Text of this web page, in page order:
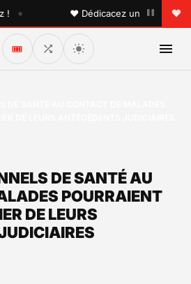
• ♥ Dédicacez un titre à vos
🎟️
DE SANTÉ AU
POURRAIENT
DE LEURS